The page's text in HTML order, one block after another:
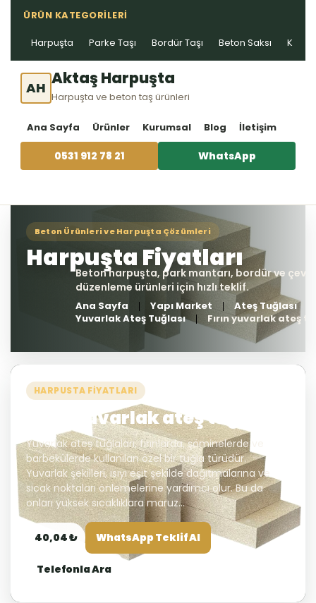
ÜRÜN KATEGORILERI
Harpuşta Parke Taşı Bordür Taşı Beton Saksı Kablo
AH Aktaş Harpuşta
Harpuşta ve beton taş ürünleri
Ana Sayfa Ürünler Kurumsal Blog İletişim
0531 912 78 21 WhatsApp
Ana Sayfa Yapı Market
Ateş Tuğlası
Yuvarlak Ateş Tuğlası
Fırın yuvarlak ateş
HARPUSTA FIYATLARI
Fırın yuvarlak ateş tuğlası
Yuvarlak ateş tuğlaları, fırınlarda, şöminelerde ve
barbekülerde kullanılan özel bir tuğla türüdür.
Yuvarlak şekilleri, ısıyı eşit şekilde dağıtmalarına ve
sıcak noktaları önlemelerine yardımcı olur. Bu da
onları yüksek sıcaklıklara maruz...
40,04 ₺ WhatsApp Teklif Al
Telefonla Ara